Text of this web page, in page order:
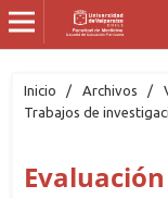
Inicio / Archivos /
Trabajos de